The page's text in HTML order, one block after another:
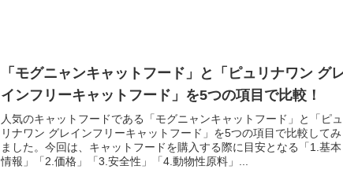
「モグニャンキャットフード」と「ピュリナワン グ
インフリーキャットフード」を5つの項目で比較！
人気のキャットフードである「モグニャンキャットフード」と「ピュ
リナワン グレインフリーキャットフード」を5つの項目で比較してみ
ました。今回は、キャットフードを購入する際に目安となる「1.基本
情報」「2.価格」「3.安全性」「4.動物性原料」...